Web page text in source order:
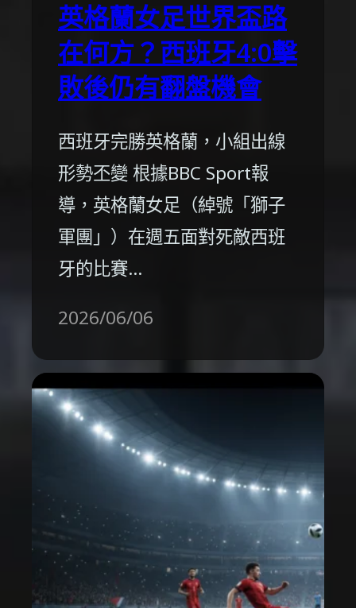
英格蘭女足世界盃路
在何方？西班牙4:0擊
敗後仍有翻盤機會
西班牙完勝英格蘭，小組出線
形勢丕變 根據BBC Sport報
導，英格蘭女足（綽號「獅子
軍團」）在週五面對死敵西班
牙的比賽…
2026/06/06